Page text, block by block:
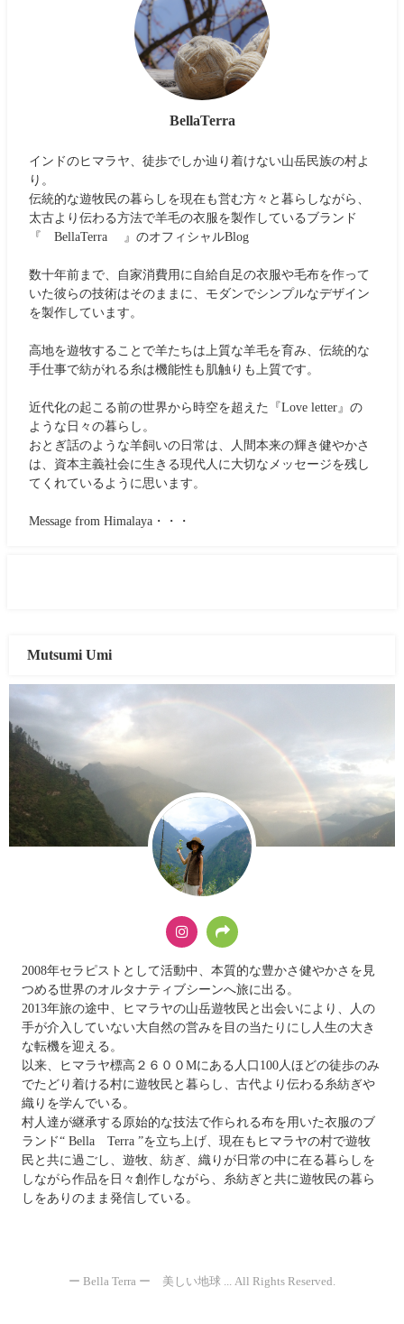
BellaTerra
インドのヒマラヤ、徒歩でしか辿り着けない山岳民族の村よ
り。
伝統的な遊牧民の暮らしを現在も営む方々と暮らしながら、
太古より伝わる方法で羊毛の衣服を製作しているブランド
『 BellaTerra 』のオフィシャルBlog
数十年前まで、自家消費用に自給自足の衣服や毛布を作って
いた彼らの技術はそのままに、モダンでシンプルなデザイン
を製作しています。
高地を遊牧することで羊たちは上質な羊毛を育み、伝統的な
手仕事で紡がれる糸は機能性も肌触りも上質です。
近代化の起こる前の世界から時空を超えた『Love letter』の
ような日々の暮らし。
おとぎ話のような羊飼いの日常は、人間本来の輝き健やかさ
は、資本主義社会に生きる現代人に大切なメッセージを残し
てくれているように思います。
Message from Himalaya・・・
Mutsumi Umi
2008年セラピストとして活動中、本質的な豊かさ健やかさを見
つめる世界のオルタナティブシーンへ旅に出る。
2013年旅の途中、ヒマラヤの山岳遊牧民と出会いにより、人の
手が介入していない大自然の営みを目の当たりにし人生の大き
な転機を迎える。
以来、ヒマラヤ標高２６００Mにある人口100人ほどの徒歩のみ
でたどり着ける村に遊牧民と暮らし、古代より伝わる糸紡ぎや
織りを学んでいる。
村人達が継承する原始的な技法で作られる布を用いた衣服のブ
ランド“ Bella Terra ”を立ち上げ、現在もヒマラヤの村で遊牧
民と共に過ごし、遊牧、紡ぎ、織りが日常の中に在る暮らしを
しながら作品を日々創作しながら、糸紡ぎと共に遊牧民の暮ら
しをありのまま発信している。
ー Bella Terra ー 美しい地球 ... All Rights Reserved.